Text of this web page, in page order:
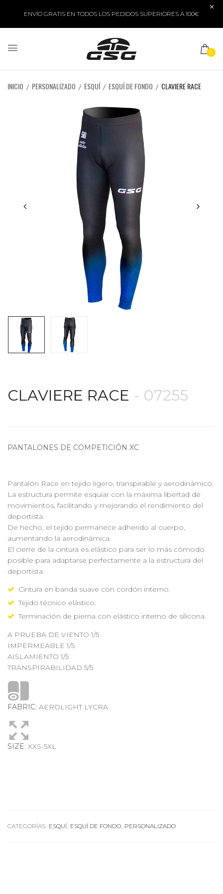
ENVÍO GRATIS EN TODOS LOS PEDIDOS SUPERIORES A 100€
0
INICIO PERSONALIZADO ESQUÍ ESQUÍ DE FONDO CLAVIERE RACE
CLAVIERE RACE - 07255
PANTALONES DE COMPETICIÓN XC
Pantalón Race en tejido ligero, transpirable y aerodinámico.
La estructura permite esquiar con la máxima libertad de
movimientos, facilitando y mejorando el rendimiento del
deportista.
De hecho, el tejido permanece adherido al cuerpo,
aumentando la aerodinámica.
El cierre de la cintura es elástico para ser lo más cómodo
posible para adaptarse perfectamente a la estructura del
deportista.
Cintura en banda suave con cordón interno.
Tejido técnico elástico.
Terminación de pierna con elástico interno de silicona.
A PRUEBA DE VIENTO 1/5
IMPERMEABLE 1/5
AISLAMIENTO 1/5
TRANSPIRABILIDAD 5/5
FABRIC: AEROLIGHT LYCRA
SIZE: XXS-5XL
CATEGORÍAS: ESQUÍ, ESQUÍ DE FONDO, PERSONALIZADO